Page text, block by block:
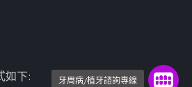
牙周病/植牙諮詢專線
如下: